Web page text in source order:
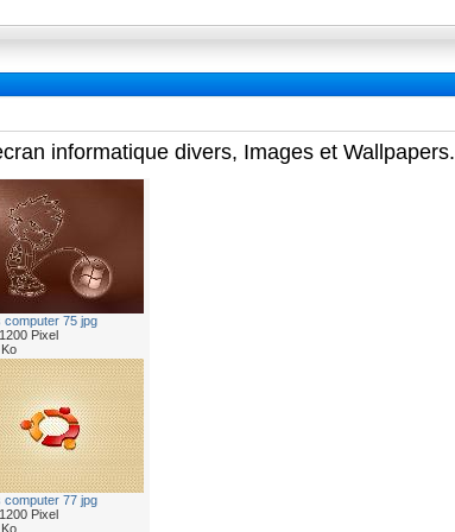
informatique divers, Images et Wallpapers.
computer 75 jpg
Pixel
computer 77 jpg
Pixel